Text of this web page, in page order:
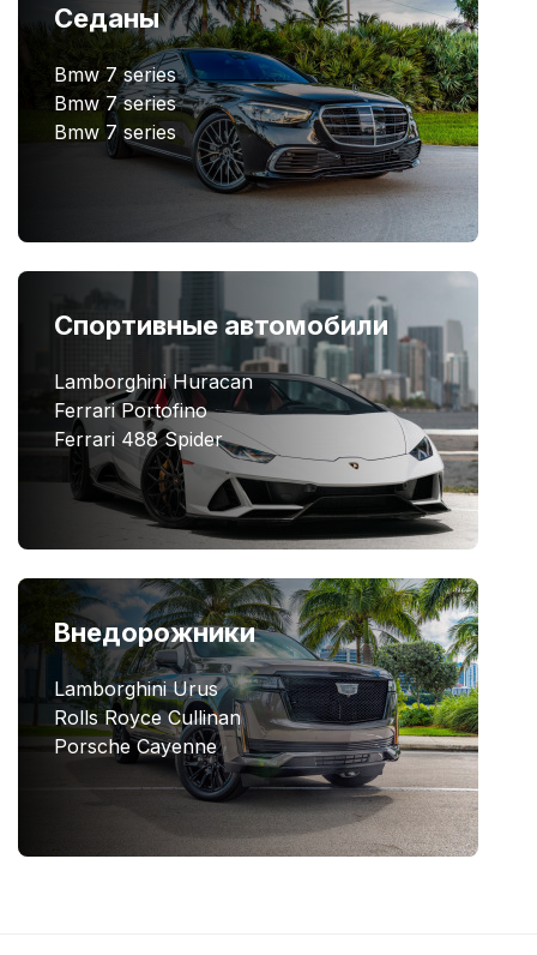
Седаны
Bmw 7 series
Bmw 7 series
Bmw 7 series
Спортивные автомобили
Lamborghini Huracan
Ferrari Portofino
Ferrari 488 Spider
Внедорожники
Lamborghini Urus
Rolls Royce Cullinan
Porsche Cayenne